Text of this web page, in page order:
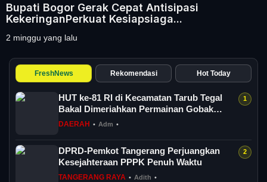
Bupati Bogor Gerak Cepat Antisipasi
KekeringanPerkuat Kesiapsiaga...
2 minggu yang lalu
FreshNews Rekomendasi Hot Today
HUT ke-81 RI di Kecamatan Tarub Tegal
Bakal Dimeriahkan Permainan Gobak
Sodor
DAERAH • Adm •
DPRD-Pemkot Tangerang Perjuangkan
Kesejahteraan PPPK Penuh Waktu
TANGERANG RAYA • Adith •